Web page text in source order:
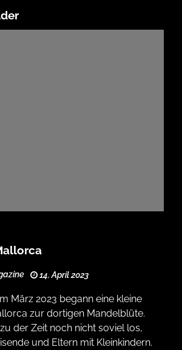
14. April 2023
März 2023 begann eine kleine
zur dortigen Mandelblüte.
der Zeit noch nicht soviel los,
und Eltern mit Kleinkindern.